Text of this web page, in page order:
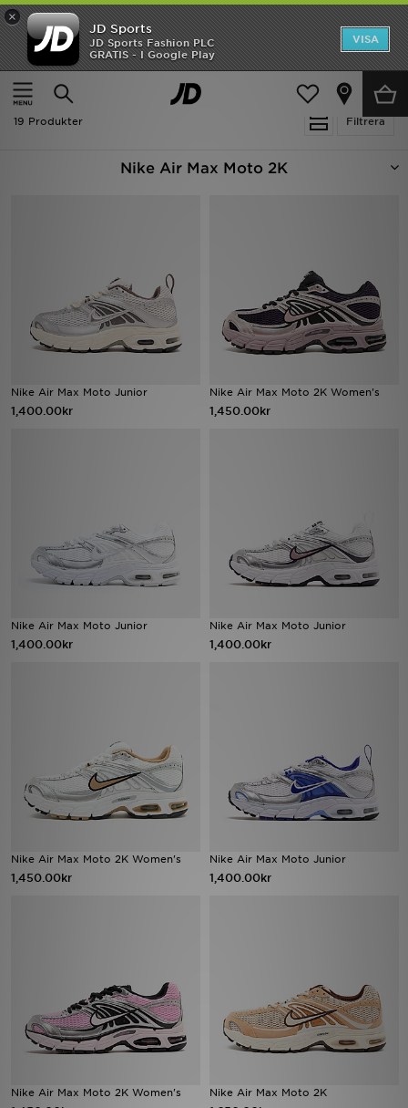
×
JD Sports
JD Sports Fashion PLC
GRATIS - I Google Play
VISA
Ny termin, ny stil Essentials för skolstarten
Hem
Nike Air Max Moto 2K
Filtrera
19 Produkter
Nike Air Max Moto 2K
Nike Air Max Moto Junior
1,400.00kr
Nike Air Max Moto 2K Women's
1,450.00kr
Nike Air Max Moto Junior
1,400.00kr
Nike Air Max Moto Junior
1,400.00kr
Nike Air Max Moto 2K Women's
1,450.00kr
Nike Air Max Moto Junior
1,400.00kr
Nike Air Max Moto 2K Women's Nike Air Max Moto 2K
Hem
REA
Bästsäljare
Fotboll
Mina meddelanden
Kundservice